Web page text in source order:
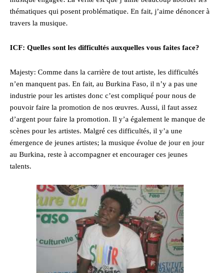
thématiques qui posent problématique. En fait, j’aime dénoncer à
travers la musique.
ICF: Quelles sont les difficultés auxquelles vous faites face?
Majesty: Comme dans la carrière de tout artiste, les difficultés
n’en manquent pas. En fait, au Burkina Faso, il n’y a pas une
industrie pour les artistes donc c’est compliqué pour nous de
pouvoir faire la promotion de nos œuvres. Aussi, il faut assez
d’argent pour faire la promotion. Il y’a également le manque de
scènes pour les artistes. Malgré ces difficultés, il y’a une
émergence de jeunes artistes; la musique évolue de jour en jour
au Burkina, reste à accompagner et encourager ces jeunes
talents.